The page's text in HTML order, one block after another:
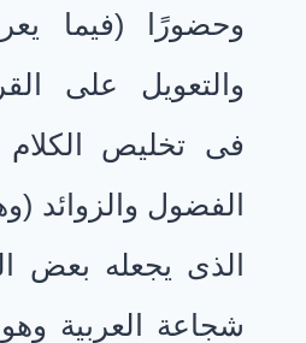
وحضورًا (فيما
والتعويل على
فى تخليص
الفضول والزوائد
الذى يجعله بعض
شجاعة العربية